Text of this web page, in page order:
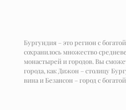
Бургундия – это регион с
сохранилось множество
монастырей и городов. Вы
города, как Дижон – столицу
вина и Безансон – город с